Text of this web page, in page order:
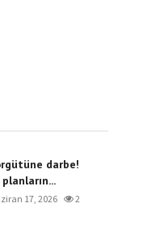
darbe!
17, 2026 2